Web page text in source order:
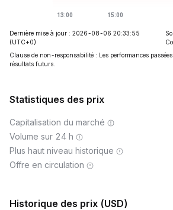
Dernière mise à jour : 2026-08-06 20:33:55
(UTC+0)
Clause de non-responsabilité : Les performances
résultats futurs.
Statistiques des prix
Capitalisation du marché
Volume sur 24 h
Plus haut niveau historique
Offre en circulation
Historique des prix (USD)